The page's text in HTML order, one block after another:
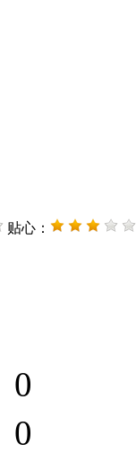
贴心：
0
0